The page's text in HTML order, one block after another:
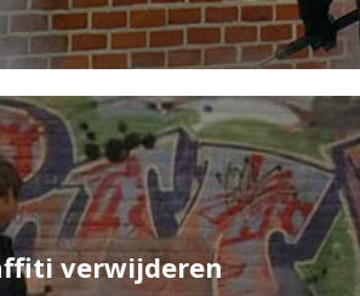
verwijderen